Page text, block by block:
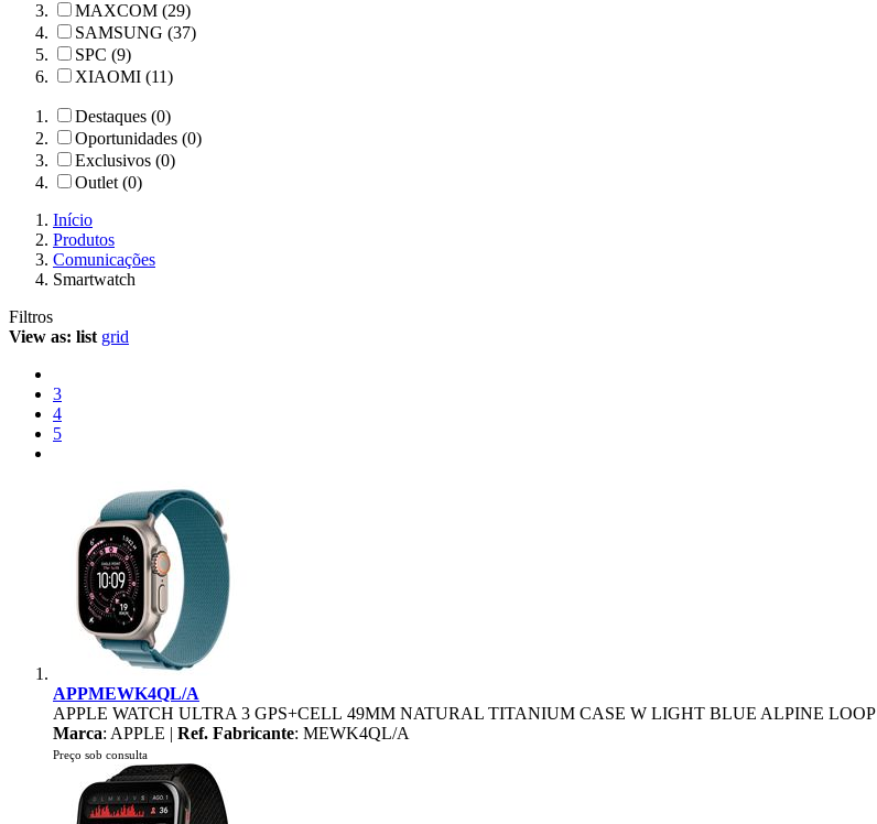
MAXCOM (29)
SAMSUNG (37)
SPC (9)
XIAOMI (11)
Destaques (0)
Oportunidades (0)
Exclusivos (0)
Outlet (0)
Início
Produtos
Comunicações
Smartwatch
Filtros
View as: list grid
3
4
5
APPMEWK4QL/A
APPLE WATCH ULTRA 3 GPS+CELL 49MM NATURAL TITANIUM CASE W LIGHT BLUE ALPINE LOOP
Marca: APPLE | Ref. Fabricante: MEWK4QL/A
Preço sob consulta